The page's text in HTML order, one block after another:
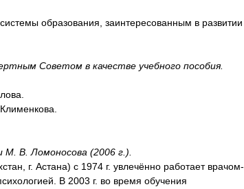
образования, заинтересованным в развитии
Советом в качестве учебного пособия.
М. В. Ломоносова (2006 г.).
г. Астана) с 1974 г. увлечённо работает врачом-
В 2003 г. во время обучения